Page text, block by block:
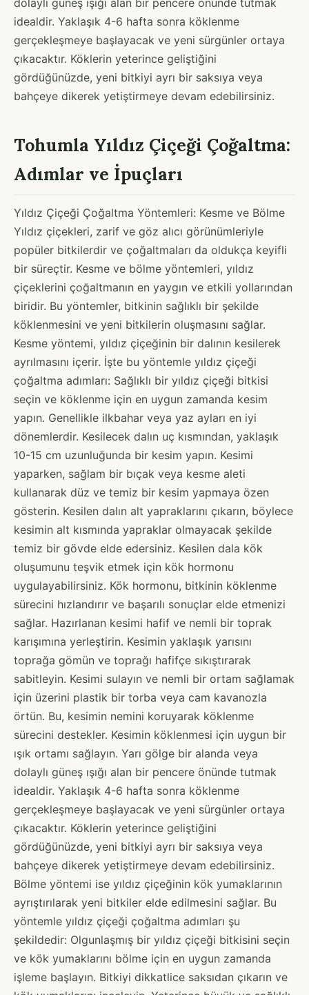
idealdir. Yaklaşık 4-6 hafta sonra köklenme
gerçekleşmeye başlayacak ve yeni sürgünler ortaya
çıkacaktır. Köklerin yeterince geliştiğini
gördüğünüzde, yeni bitkiyi ayrı bir saksıya veya
bahçeye dikerek yetiştirmeye devam edebilirsiniz.
Tohumla Yıldız Çiçeği Çoğaltma:
Adımlar ve İpuçları
Yıldız Çiçeği Çoğaltma Yöntemleri: Kesme ve Bölme
Yıldız çiçekleri, zarif ve göz alıcı görünümleriyle
popüler bitkilerdir ve çoğaltmaları da oldukça keyifli
bir süreçtir. Kesme ve bölme yöntemleri, yıldız
çiçeklerini çoğaltmanın en yaygın ve etkili yollarından
biridir. Bu yöntemler, bitkinin sağlıklı bir şekilde
köklenmesini ve yeni bitkilerin oluşmasını sağlar.
Kesme yöntemi, yıldız çiçeğinin bir dalının kesilerek
ayrılmasını içerir. İşte bu yöntemle yıldız çiçeği
çoğaltma adımları: Sağlıklı bir yıldız çiçeği bitkisi
seçin ve köklenme için en uygun zamanda kesim
yapın. Genellikle ilkbahar veya yaz ayları en iyi
dönemlerdir. Kesilecek dalın uç kısmından, yaklaşık
10-15 cm uzunluğunda bir kesim yapın. Kesimi
yaparken, sağlam bir bıçak veya kesme aleti
kullanarak düz ve temiz bir kesim yapmaya özen
gösterin. Kesilen dalın alt yapraklarını çıkarın, böylece
kesimin alt kısmında yapraklar olmayacak şekilde
temiz bir gövde elde edersiniz. Kesilen dala kök
oluşumunu teşvik etmek için kök hormonu
uygulayabilirsiniz. Kök hormonu, bitkinin köklenme
sürecini hızlandırır ve başarılı sonuçlar elde etmenizi
sağlar. Hazırlanan kesimi hafif ve nemli bir toprak
karışımına yerleştirin. Kesimin yaklaşık yarısını
toprağa gömün ve toprağı hafifçe sıkıştırarak
sabitleyin. Kesimi sulayın ve nemli bir ortam sağlamak
için üzerini plastik bir torba veya cam kavanozla
örtün. Bu, kesimin nemini koruyarak köklenme
sürecini destekler. Kesimin köklenmesi için uygun bir
ışık ortamı sağlayın. Yarı gölge bir alanda veya
dolaylı güneş ışığı alan bir pencere önünde tutmak
idealdir. Yaklaşık 4-6 hafta sonra köklenme
gerçekleşmeye başlayacak ve yeni sürgünler ortaya
çıkacaktır. Köklerin yeterince geliştiğini
gördüğünüzde, yeni bitkiyi ayrı bir saksıya veya
bahçeye dikerek yetiştirmeye devam edebilirsiniz.
Bölme yöntemi ise yıldız çiçeğinin kök yumaklarının
ayrıştırılarak yeni bitkiler elde edilmesini sağlar. Bu
yöntemle yıldız çiçeği çoğaltma adımları şu
şekildedir: Olgunlaşmış bir yıldız çiçeği bitkisini seçin
ve kök yumaklarını bölme için en uygun zamanda
işleme başlayın. Bitkiyi dikkatlice saksıdan çıkarın ve